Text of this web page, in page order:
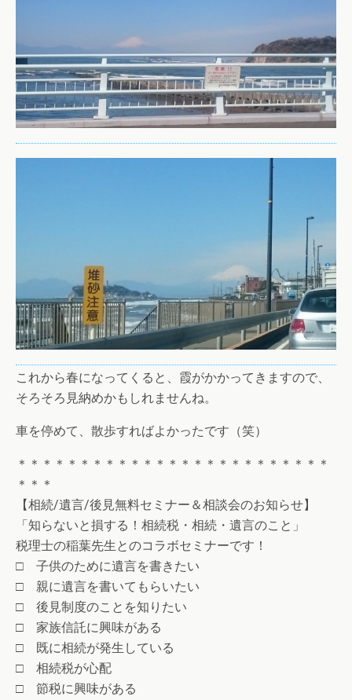
これから春になってくると、霞がかかってきますので、
そろそろ見納めかもしれませんね。
車を停めて、散歩すればよかったです（笑）
＊＊＊＊＊＊＊＊＊＊＊＊＊＊＊＊＊＊＊＊＊＊＊＊＊
＊＊＊
【相続/遺言/後見無料セミナー＆相談会のお知らせ】
「知らないと損する！相続税・相続・遺言のこと」
税理士の稲葉先生とのコラボセミナーです！
□ 子供のために遺言を書きたい
□ 親に遺言を書いてもらいたい
□ 後見制度のことを知りたい
□ 家族信託に興味がある
□ 既に相続が発生している
□ 相続税が心配
□ 節税に興味がある